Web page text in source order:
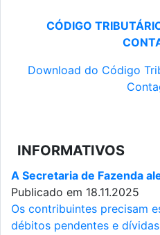
CÓDIGO
Download do Código
INFORMATIVOS
A Secretaria de Fazenda
Publicado em 18.11.2025
Os contribuintes precisam
débitos pendentes e